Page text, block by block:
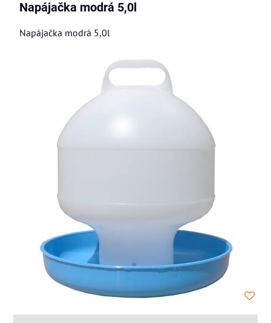
Napájačka modrá 5,0l
Napájačka modrá 5,0l